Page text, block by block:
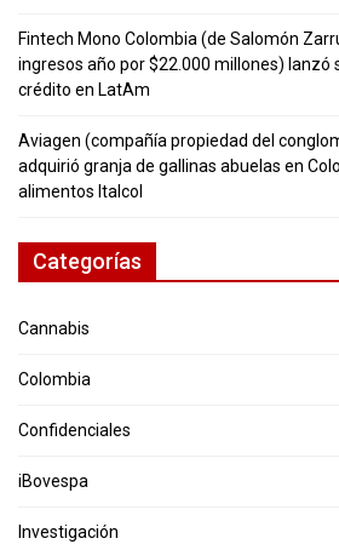
Fintech Mono Colombia (de Salomón
ingresos año por $22.000 millones) lanzó
crédito en LatAm
Aviagen (compañía propiedad del
adquirió granja de gallinas abuelas en
alimentos Italcol
Categorías
Cannabis
Colombia
Confidenciales
iBovespa
Investigación